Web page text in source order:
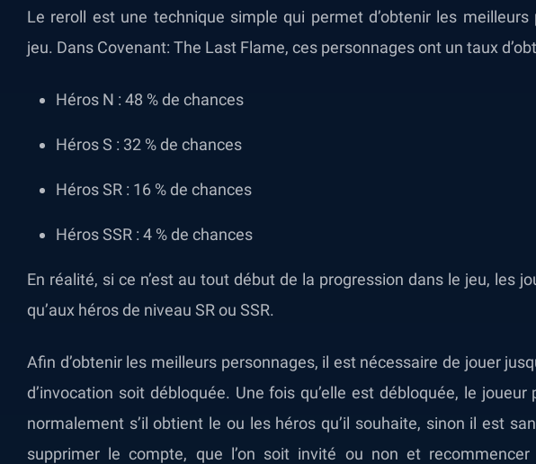
Le reroll est une technique simple qui permet d’obtenir les meilleurs
jeu. Dans Covenant: The Last Flame, ces personnages ont un taux
Héros N : 48 % de chances
Héros S : 32 % de chances
Héros SR : 16 % de chances
Héros SSR : 4 % de chances
En réalité, si ce n’est au tout début de la progression dans le jeu, les
qu’aux héros de niveau SR ou SSR.
Afin d’obtenir les meilleurs personnages, il est nécessaire de jouer
d’invocation soit débloquée. Une fois qu’elle est débloquée, le
normalement s’il obtient le ou les héros qu’il souhaite, sinon il est
supprimer le compte, que l’on soit invité ou non et recommencer